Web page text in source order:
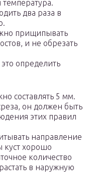
температура.
два раза в
прищипывать
и не обрезать
определить
составлять 5 мм.
он должен быть
этих правил
направление
куст хорошо
количество
в наружную